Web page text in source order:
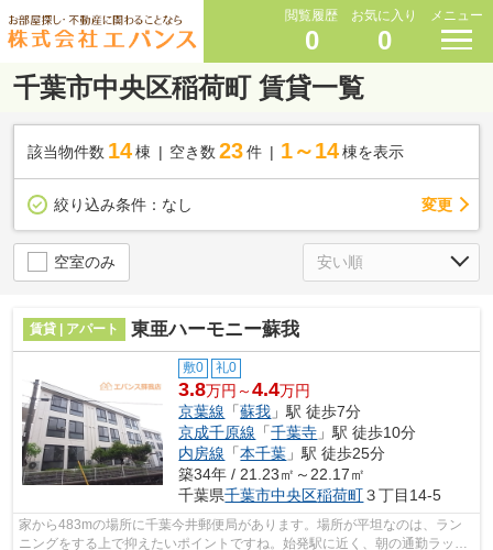
閲覧履歴
0
お気に入り
0
メニュー
千葉市中央区稲荷町 賃貸一覧
該当物件数 14棟 空き数 23 件 1～14 棟を表示
絞り込み条件： なし 変更
空室のみ
賃貸 | アパート 東亜ハーモニー蘇我
敷0 礼0
3.8万円～4.4万円
京葉線 「蘇我 」駅 徒歩7分
京成千原線 「千葉寺 」駅 徒歩10分
内房線 「本千葉 」駅 徒歩25分
築34年 / 21.23㎡～22.17㎡
千葉県千葉市中央区稲荷町３丁目14-5
家から483mの場所に千葉今井郵便局があります。場所が平坦なのは、ラン
ニングをする上で抑えたいポイントですね。始発駅に近く、朝の通勤ラッシ